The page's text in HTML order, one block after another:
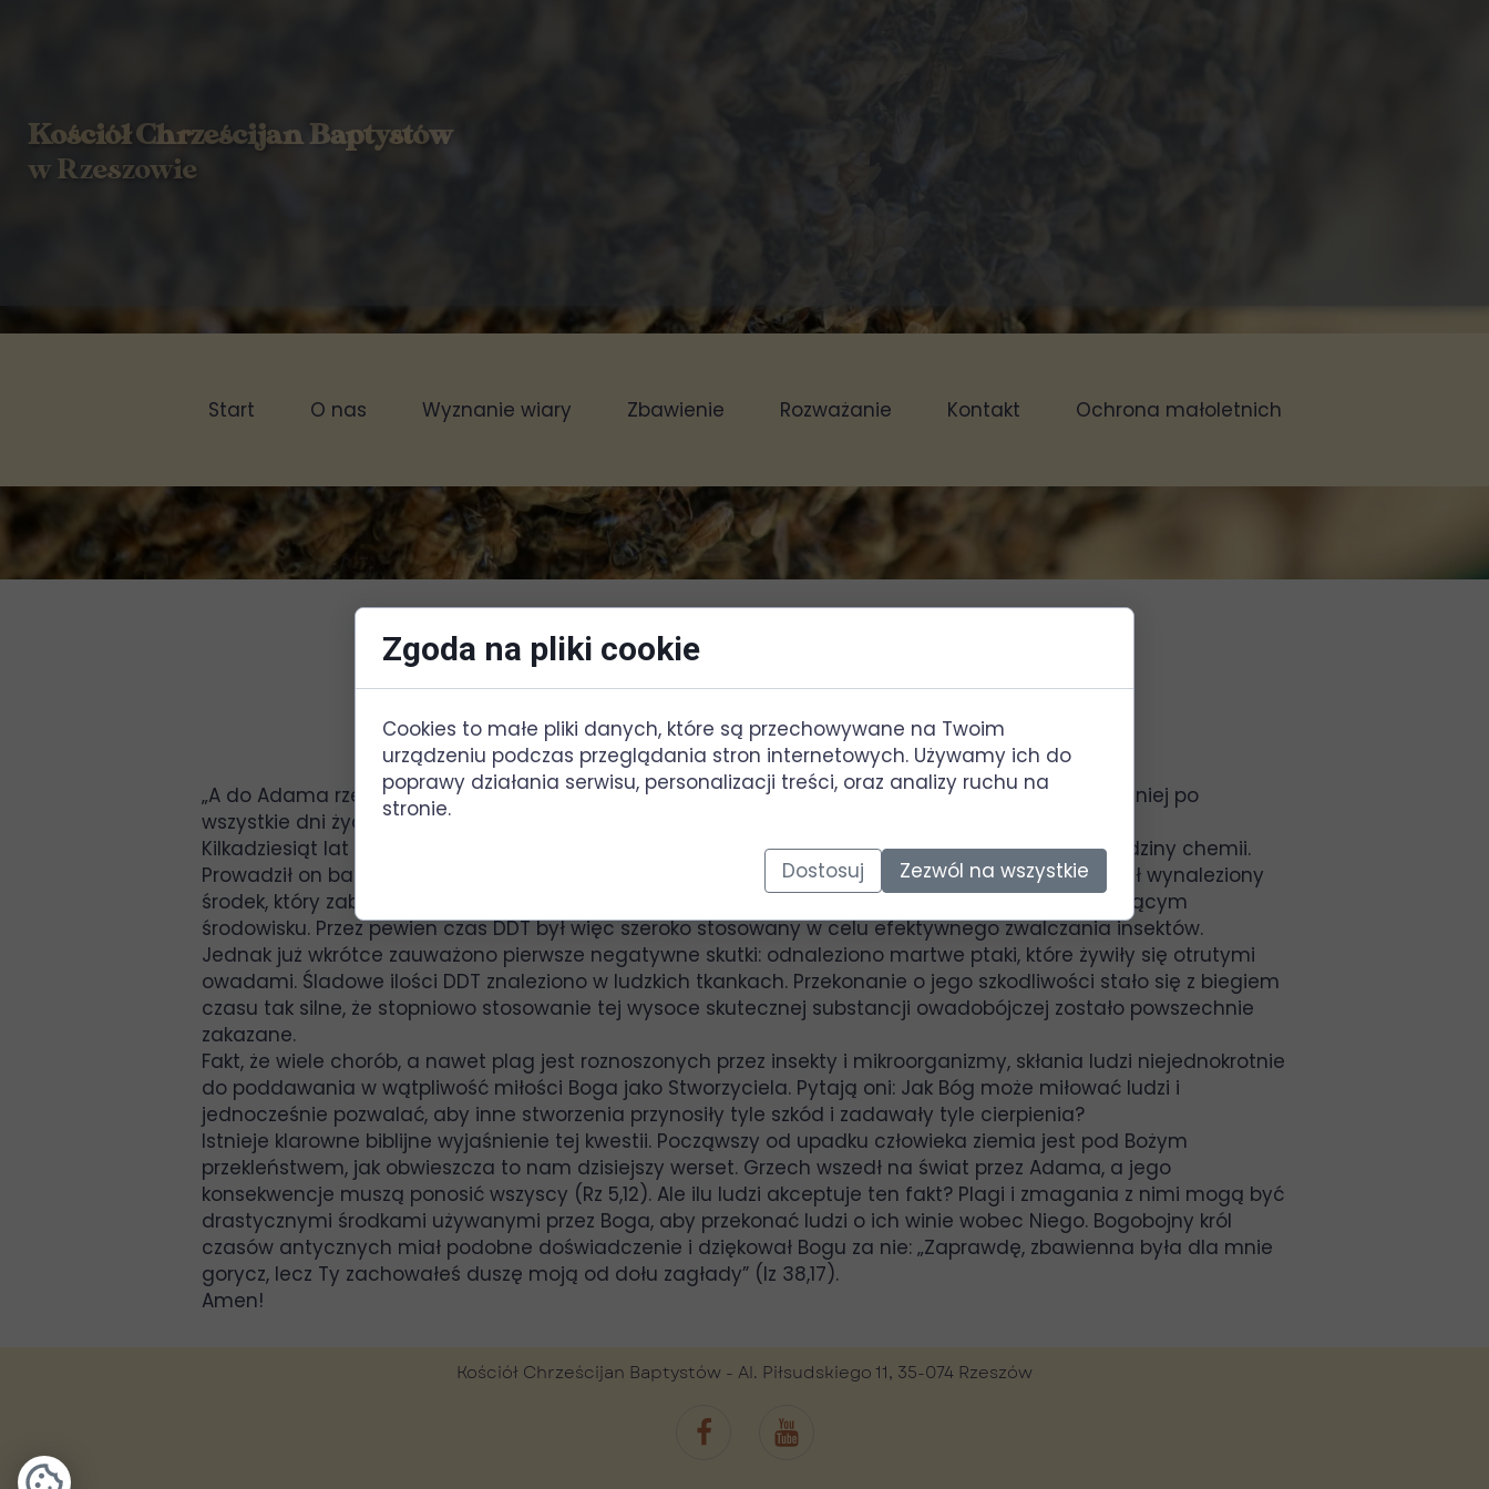
Kościół Chrześcijan Baptystów - Al. Piłsudskiego 11, 35-074 Rzeszów
Kościół Chrześcijan Baptystów
w Rzeszowie
Start O nas Wyznanie wiary Zbawienie Rozważanie Kontakt Ochrona małoletnich
I Mojżeszowa 3,17
„A do Adama rzekł: „Przeklęta niech będzie ziemia z powodu ciebie! W mozole żywić się będziesz z niej po
wszystkie dni życia swego” (Rdz 3,17)
Kilkadziesiąt lat temu Paul Hermann Muller, szwajcarski naukowiec, odebrał Nagrodę Nobla z dziedziny chemii.
Prowadził on badania nad produkcją substancji znanej pod skróconą nazwą DDT. Nareszcie został wynaleziony
środek, który zabijał szkodliwe owady, nie wywołując jednocześnie zauważalnych szkód w otaczającym
środowisku. Przez pewien czas DDT był więc szeroko stosowany w celu efektywnego zwalczania insektów.
Jednak już wkrótce zauważono pierwsze negatywne skutki: odnaleziono martwe ptaki, które żywiły się otrutymi
owadami. Śladowe ilości DDT znaleziono w ludzkich tkankach. Przekonanie o jego szkodliwości stało się z biegiem
czasu tak silne, że stopniowo stosowanie tej wysoce skutecznej substancji owadobójczej zostało powszechnie
zakazane.
Fakt, że wiele chorób, a nawet plag jest roznoszonych przez insekty i mikroorganizmy, skłania ludzi niejednokrotnie
do poddawania w wątpliwość miłości Boga jako Stworzyciela. Pytają oni: Jak Bóg może miłować ludzi i
jednocześnie pozwalać, aby inne stworzenia przynosiły tyle szkód i zadawały tyle cierpienia?
Istnieje klarowne biblijne wyjaśnienie tej kwestii. Począwszy od upadku człowieka ziemia jest pod Bożym
przekleństwem, jak obwieszcza to nam dzisiejszy werset. Grzech wszedł na świat przez Adama, a jego
konsekwencje muszą ponosić wszyscy (Rz 5,12). Ale ilu ludzi akceptuje ten fakt? Plagi i zmagania z nimi mogą być
drastycznymi środkami używanymi przez Boga, aby przekonać ludzi o ich winie wobec Niego. Bogobojny król
czasów antycznych miał podobne doświadczenie i dziękował Bogu za nie: „Zaprawdę, zbawienna była dla mnie
gorycz, lecz Ty zachowałeś duszę moją od dołu zagłady” (Iz 38,17).
Amen!
Zgoda na pliki cookie
Cookies to małe pliki danych, które są przechowywane na Twoim
urządzeniu podczas przeglądania stron internetowych. Używamy ich do
poprawy działania serwisu, personalizacji treści, oraz analizy ruchu na
stronie.
Dostosuj Zezwól na wszystkie